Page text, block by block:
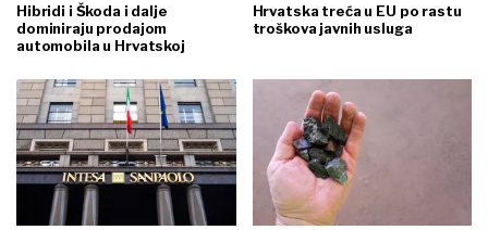
Hibridi i Škoda i dalje
dominiraju prodajom
automobila u Hrvatskoj
Hrvatska treća u EU po rastu
troškova javnih usluga